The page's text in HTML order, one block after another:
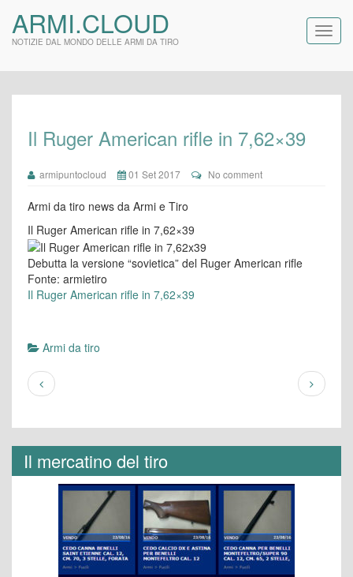
ARMI.CLOUD
NOTIZIE DAL MONDO DELLE ARMI DA TIRO
Il Ruger American rifle in 7,62×39
armipuntocloud 01 Set 2017 No comment
Armi da tiro news da Armi e Tiro
Il Ruger American rifle in 7,62×39
Debutta la versione “sovietica” del Ruger American rifle
Fonte: armietiro
Il Ruger American rifle in 7,62×39
Armi da tiro
Il mercatino del tiro